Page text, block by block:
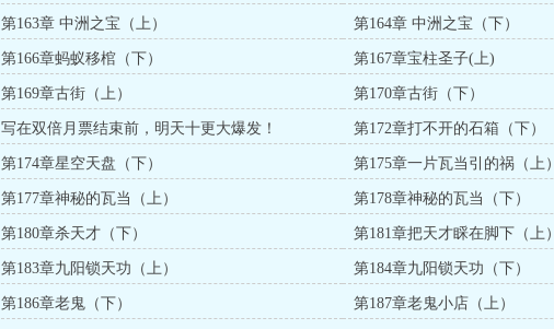
第163章 中洲之宝（上） 第164章 中洲之宝（下）
第166章蚂蚁移棺（下） 第167章宝柱圣子(上)
第169章古街（上） 第170章古街（下）
写在双倍月票结束前，明天十更大爆发！ 第172章打不开的石箱（下）
第174章星空天盘（下） 第175章一片瓦当引的祸（上）
第177章神秘的瓦当（上） 第178章神秘的瓦当（下）
第180章杀天才（下） 第181章把天才睬在脚下（上）
第183章九阳锁天功（上） 第184章九阳锁天功（下）
第186章老鬼（下） 第187章老鬼小店（上）